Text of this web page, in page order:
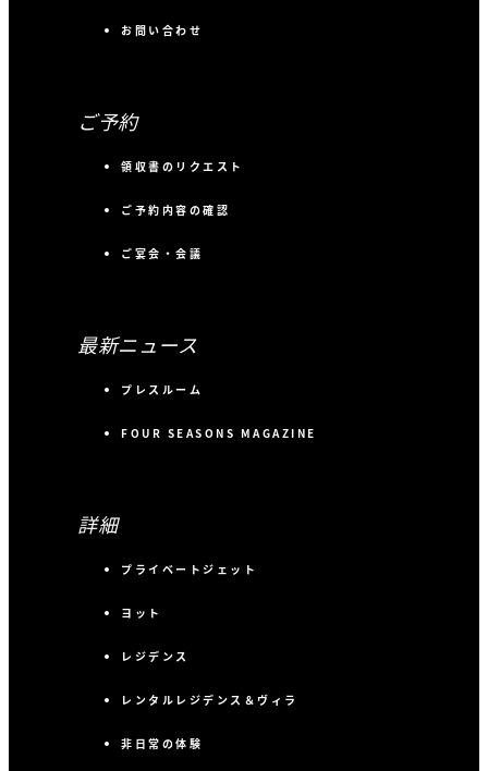
お問い合わせ
ご予約
領収書のリクエスト
ご予約内容の確認
ご宴会・会議
最新ニュース
プレスルーム
FOUR SEASONS MAGAZINE
詳細
プライベートジェット
ヨット
レジデンス
レンタルレジデンス＆ヴィラ
非日常の体験